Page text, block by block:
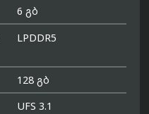
6 გბ
LPDDR5
128 გბ
UFS 3.1